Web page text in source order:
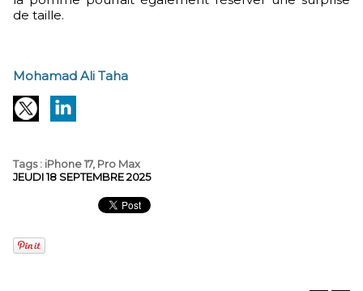
de taille.
Mohamad Ali Taha
Tags: iPhone 17, Pro Max
JEUDI 18 SEPTEMBRE 2025